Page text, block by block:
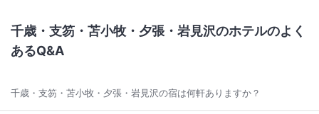
千歳・支笏・苫小牧・夕張・岩見沢のホテルのよく
あるQ&A
千歳・支笏・苫小牧・夕張・岩見沢の宿は何軒ありますか？